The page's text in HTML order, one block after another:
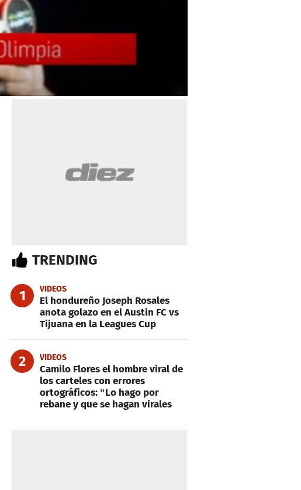
TRENDING
1 VIDEOS
El hondureño Joseph Rosales
anota golazo en el Austin FC vs
Tijuana en la Leagues Cup
2 VIDEOS
Camilo Flores el hombre viral de
los carteles con errores
ortográficos: “Lo hago por
rebane y que se hagan virales